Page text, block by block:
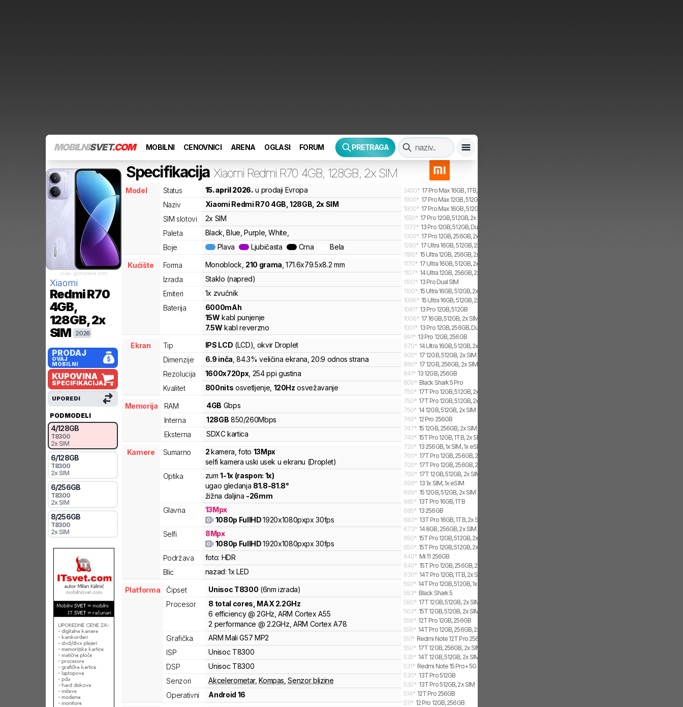
MOBILNISVET.COM MOBILNI CENOVNICI ARENA OGLASI FORUM PRETRAGA
slika: gsmarena.com
Xiaomi
Redmi R70
4GB,
128GB, 2x
SIM
2026
PRODAJ
OVAJ
MOBILNI
KUPOVINA
SPECIFIKACIJA
UPOREDI
PODMODELI
4/128GB
T8300
2x SIM
6/128GB
T8300
2x SIM
6/256GB
T8300
2x SIM
8/256GB
T8300
2x SIM
Specifikacija Xiaomi Redmi R70 4GB, 128GB, 2x SIM
Model Status 15. april 2026. u prodaji Evropa
Naziv
Xiaomi Redmi R70 4GB, 128GB, 2x SIM
SIM slotovi
2x SIM
Paleta
Black, Blue, Purple, White,
Boje
Plava Ljubičasta Crna Bela
Kućište Forma Monoblock 210 grama ,171.6x79.5x8.2 mm
Izrada
Staklo (napred)
Emiteri
1x zvučnik
Baterija
6000mAh
15W kabl punjenje
7.5W kabl reverzno
Ekran Tip IPS LCD (LCD) , okvir Droplet
Dimenzije
6.9 inča , 84.3% veličina ekrana , 20:9 odnos strana
Rezolucija
1600x720px, 254ppi gustina
Kvalitet
800nits osvetljenje 120Hz osvežavanje
Memorija RAM 4GB Gbps
Interna
128GB 850/260Mbps
Eksterna
SDXCkartica
Kamere Sumarno 2kamera foto 13Mpx
selfi kamera uski usek u ekranu (Droplet)
Optika
zum1-1x (raspon: 1x)
ugao gledanja 81.8-81.8°
žižna daljina -26mm
Glavna
13Mpx
1080p FullHD1920x1080pxpx30fps
Selfi
8Mpx
1080p FullHD1920x1080pxpx30fps
Podržava
foto: HDR
Blic
nazad: 1x LED
Platforma Čipset Unisoc T8300 (6nm izrada)
Procesor
8 total cores , MAX 2.2GHz
6 efficiency @ 2GHz,ARM Cortex A55
2 performance @ 2.2GHz,ARM Cortex A78
Grafička
ARM Mali G57 MP2
ISP
Unisoc T8300
DSP
Unisoc T8300
Senzori
Akcelerometar,Kompas ,Senzor blizine
Operativni
Android 16
2450* 17 Pro Max 16GB, 1TB, 2x SIM
1900* 17 Pro Max 12GB, 512GB, 2x SIM
1900* 17 Pro Max 16GB, 512GB, 2x SIM
1550* 17 Pro 12GB, 512GB, 2x SIM
1372* 13 Pro 12GB, 512GB, Dual SIM
1300* 17 Pro 12GB, 256GB, 2x SIM
1290* 17 Ultra 16GB, 512GB, 2x SIM, 2x eSIM
1186* 15 Ultra 12GB, 256GB, 2x SIM, 2x eSIM
1170* 17 Ultra 16GB, 512GB, 2x SIM
1107* 14 Ultra 12GB, 256GB, 2x SIM
1100* 13 Pro Dual SIM
1100* 15 Ultra 16GB, 512GB, 2x SIM, 2x eSIM
1096* 15 Ultra 16GB, 512GB, 2x SIM
1081* 13 Pro 12GB, 512GB
1006* 17 16GB, 512GB, 2x SIM
1001* 13 Pro 12GB, 256GB, Dual SIM
991* 13 Pro 12GB, 256GB
970* 14 Ultra 16GB, 512GB, 2x SIM
900* 17 12GB, 512GB, 2x SIM
880* 17 12GB, 256GB, 2x SIM
841* 13 12GB, 256GB
800* Black Shark 5 Pro
750* 17T Pro 12GB, 512GB, 2x SIM, 2x eSIM
750* 17T Pro 12GB, 512GB, 2x SIM
750* 14 12GB, 512GB, 2x SIM
748* 12 Pro 256GB
747* 15 12GB, 256GB, 2x SIM
740* 15T Pro 12GB, 1TB, 2x SIM, 2x eSIM
720* 13 256GB, 1x SIM, 1x eSIM
700* 17T Pro 12GB, 256GB, 2x SIM, 2x eSIM
700* 17T Pro 12GB, 256GB, 2x SIM
700* 17T 12GB, 512GB, 2x SIM
699* 13 1x SIM, 1x eSIM
699* 15 12GB, 512GB, 2x SIM
685* 13T Pro 16GB, 1TB
685* 13 256GB
683* 13T Pro 16GB, 1TB, 2x SIM
673* 14 8GB, 256GB, 2x SIM
650* 15T Pro 12GB, 512GB, 2x SIM, 2x eSIM
650* 15T Pro 12GB, 512GB, 2x SIM
640* Mi 11 256GB
640* 15T Pro 12GB, 256GB, 2x SIM
630* 14T Pro 12GB, 1TB, 2x SIM
592* 14T Pro 12GB, 512GB, 1x SIM, 1x eSIM
583* Black Shark 5
580* 17T 12GB, 512GB, 2x SIM, 2x eSIM
563* 15T 12GB, 512GB, 2x SIM
556* 12T Pro 12GB, 256GB
556* 14T Pro 12GB, 256GB, 2x SIM
551* Redmi Note 12T Pro 256GB
550* 17T 12GB, 256GB, 2x SIM, 2x eSIM
535* 14T 12GB, 512GB, 2x SIM
531* Redmi Note 15 Pro+ 5G 12GB, 256GB, 2x SIM
530* 13T Pro 512GB
530* 13T Pro 512GB, 2x SIM
514* 12T Pro 256GB
511* 12 Pro 12GB, 256GB